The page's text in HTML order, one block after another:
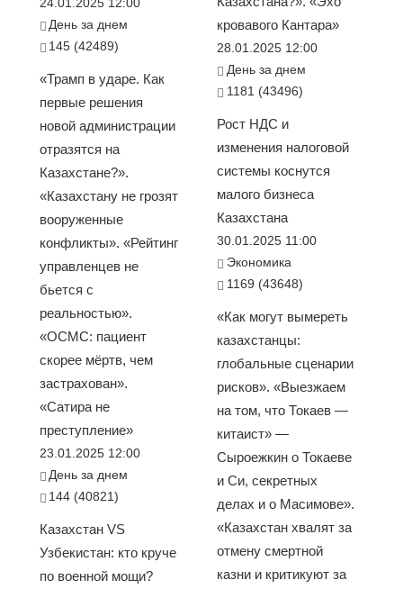
24.01.2025 12:00
День за днем
145 (42489)
«Трамп в ударе. Как
первые решения
новой администрации
отразятся на
Казахстане?».
«Казахстану не грозят
вооруженные
конфликты». «Рейтинг
управленцев не
бьется с
реальностью».
«ОСМС: пациент
скорее мёртв, чем
застрахован».
«Сатира не
преступление»
23.01.2025 12:00
День за днем
144 (40821)
Казахстан VS
Узбекистан: кто круче
по военной мощи?
кровавого Кантара»
28.01.2025 12:00
День за днем
1181 (43496)
Рост НДС и
изменения налоговой
системы коснутся
малого бизнеса
Казахстана
30.01.2025 11:00
Экономика
1169 (43648)
«Как могут вымереть
казахстанцы:
глобальные сценарии
рисков». «Выезжаем
на том, что Токаев —
китаист» —
Сыроежкин о Токаеве
и Си, секретных
делах и о Масимове».
«Казахстан хвалят за
отмену смертной
казни и критикуют за